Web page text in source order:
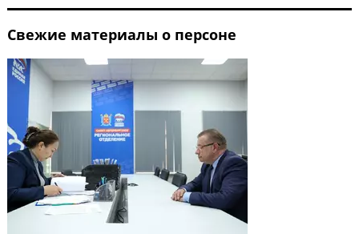
Свежие материалы о персоне